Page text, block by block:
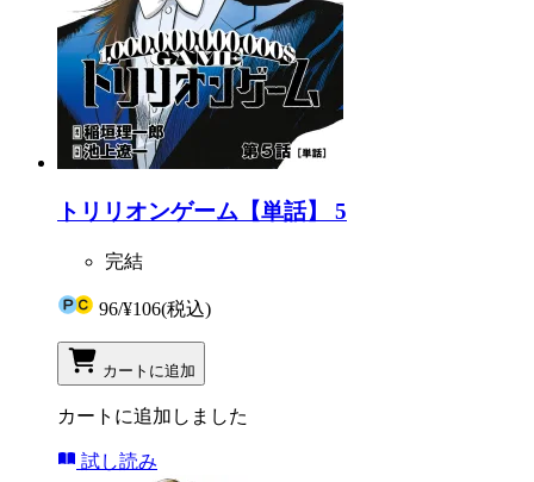
トリリオンゲーム【単話】 5
完結
96/¥106(税込)
カートに追加
カートに追加しました
試し読み